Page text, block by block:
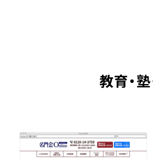
教育・